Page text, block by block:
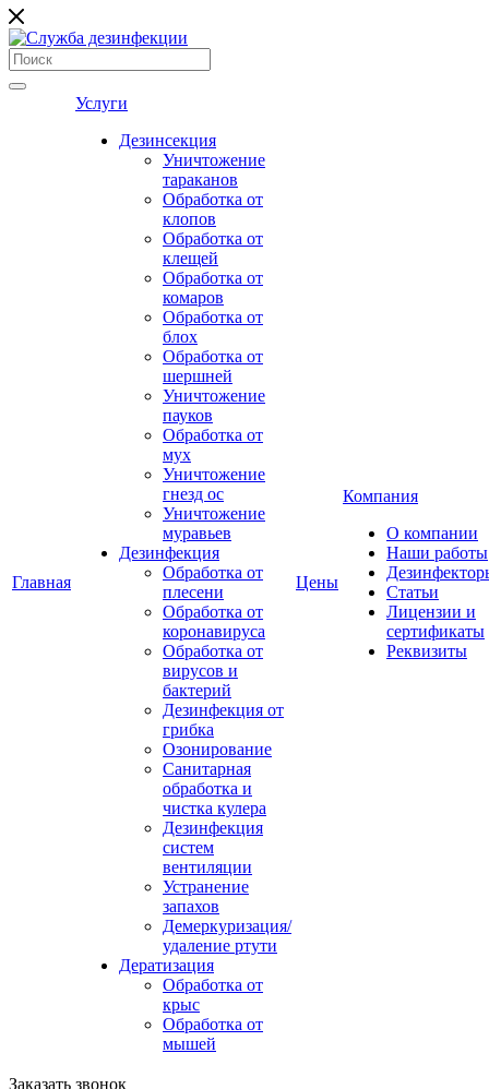
Главная
Услуги
Дезинсекция
Уничтожение
тараканов
Обработка от
клопов
Обработка от
клещей
Обработка от
комаров
Обработка от
блох
Обработка от
шершней
Уничтожение
пауков
Обработка от
мух
Уничтожение
гнезд ос
Уничтожение
муравьев
Дезинфекция
Обработка от
плесени
Обработка от
коронавируса
Обработка от
вирусов и
бактерий
Дезинфекция от
грибка
Озонирование
Санитарная
обработка и
чистка кулера
Дезинфекция
систем
вентиляции
Устранение
запахов
Демеркуризация/
удаление ртути
Дератизация
Обработка от
крыс
Обработка от
мышей
Цены
Компания
О компании
Наши работы
Статьи
Лицензии и
сертификаты
Реквизиты
Заказать звонок